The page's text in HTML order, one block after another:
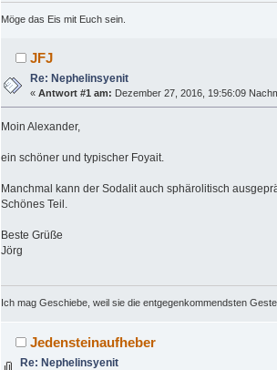
Möge das Eis mit Euch sein.
JFJ
Re: Nephelinsyenit
«Antwort #1 am: Dezember 27, 2016, 19:56:09
Moin Alexander,
ein schöner und typischer Foyait.
Manchmal kann der Sodalit auch sphärolitisch
Schönes Teil.
Beste Grüße
Jörg
Ich mag Geschiebe, weil sie die entgegenkommendsten
Jedensteinaufheber
Re: Nephelinsyenit